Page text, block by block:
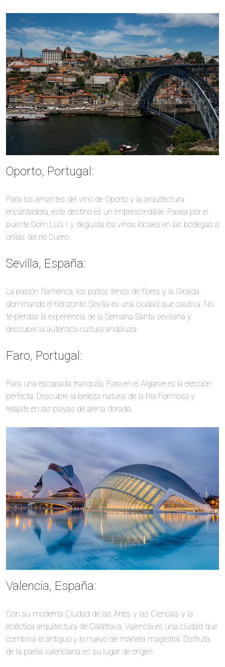
Oporto, Portugal:
Para los amantes del vino de Oporto y la arquitectura
encantadora, este destino es un imprescindible. Pasea por el
puente Dom Luís I y degusta los vinos locales en las bodegas a
orillas del río Duero.
Sevilla, España:
La pasión flamenca, los patios llenos de flores y la Giralda
dominando el horizonte: Sevilla es una ciudad que cautiva. No
te pierdas la experiencia de la Semana Santa sevillana y
descubre la auténtica cultura andaluza.
Faro, Portugal:
Para una escapada tranquila, Faro en el Algarve es la elección
perfecta. Descubre la belleza natural de la Ría Formosa y
relájate en las playas de arena dorada.
Valencia, España:
Con su moderna Ciudad de las Artes y las Ciencias y la
ecléctica arquitectura de Calatrava, Valencia es una ciudad que
combina lo antiguo y lo nuevo de manera magistral. Disfruta
de la paella valenciana en su lugar de origen.